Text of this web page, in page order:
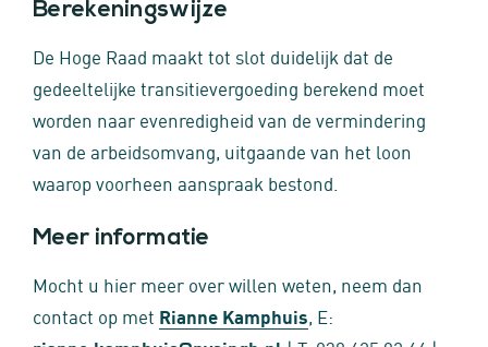
Berekeningswijze
De Hoge Raad maakt tot slot duidelijk dat de
gedeeltelijke transitievergoeding berekend moet
worden naar evenredigheid van de vermindering
van de arbeidsomvang, uitgaande van het loon
waarop voorheen aanspraak bestond.
Meer informatie
Mocht u hier meer over willen weten, neem dan
contact op met Rianne Kamphuis, E: